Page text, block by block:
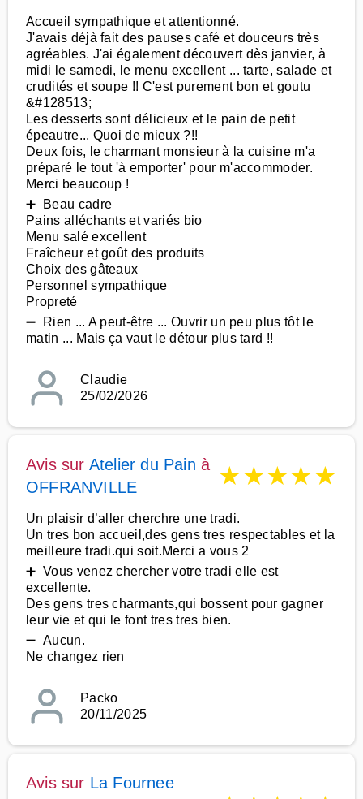
Accueil sympathique et attentionné.
J'avais déjà fait des pauses café et douceurs très
agréables. J'ai également découvert dès janvier, à
midi le samedi, le menu excellent ... tarte, salade et
crudités et soupe !! C'est purement bon et goutu
&#128513;
Les desserts sont délicieux et le pain de petit
épeautre... Quoi de mieux ?!!
Deux fois, le charmant monsieur à la cuisine m'a
préparé le tout 'à emporter' pour m'accommoder.
Merci beaucoup !
➕ Beau cadre
Pains alléchants et variés bio
Menu salé excellent
Fraîcheur et goût des produits
Choix des gâteaux
Personnel sympathique
Propreté
➖ Rien ... A peut-être ... Ouvrir un peu plus tôt le
matin ... Mais ça vaut le détour plus tard !!
Claudie
25/02/2026
Avis sur Atelier du Pain à
OFFRANVILLE
★★★★★
Un plaisir d’aller cherchre une tradi.
Un tres bon accueil,des gens tres respectables et la
meilleure tradi.qui soit.Merci a vous 2
➕ Vous venez chercher votre tradi elle est
excellente.
Des gens tres charmants,qui bossent pour gagner
leur vie et qui le font tres tres bien.
➖ Aucun.
Ne changez rien
Packo
20/11/2025
Avis sur La Fournee